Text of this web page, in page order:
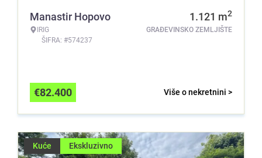
Manastir Hopovo
IRIG
ŠIFRA: #574237
1.121 m2
GRAĐEVINSKO ZEMLJIŠTE
Više o nekretnini >
€82.400
Kuće Ekskluzivno